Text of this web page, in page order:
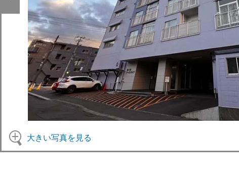
大きい写真を見る